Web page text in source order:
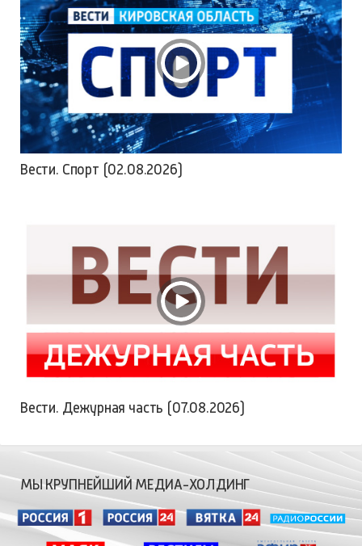
Вести. Спорт (02.08.2026)
Вести. Дежурная часть (07.08.2026)
МЫ КРУПНЕЙШИЙ МЕДИА-ХОЛДИНГ